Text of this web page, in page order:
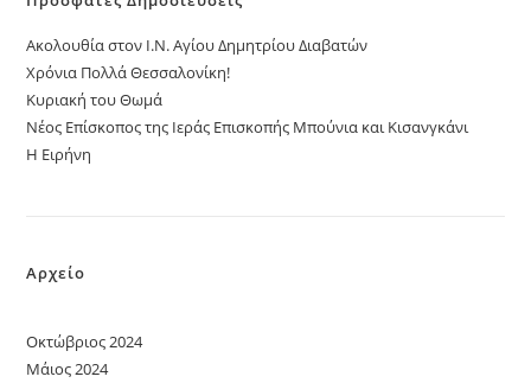
Ακολουθία στον Ι.Ν. Αγίου Δημητρίου Διαβατών
Χρόνια Πολλά Θεσσαλονίκη!
Κυριακή του Θωμά
Νέος Επίσκοπος της Ιεράς Επισκοπής Μπούνια και Κισανγκάνι
Η Ειρήνη
Αρχείο
Οκτώβριος 2024
Μάιος 2024